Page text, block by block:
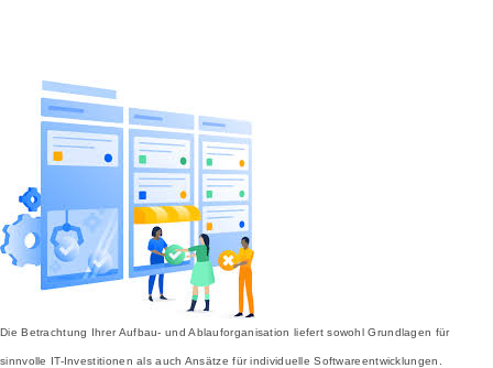
Die Betrachtung Ihrer Aufbau- und Ablauforganisation liefert sowohl Grundlagen für
sinnvolle IT-Investitionen als auch Ansätze für individuelle Softwareentwicklungen.